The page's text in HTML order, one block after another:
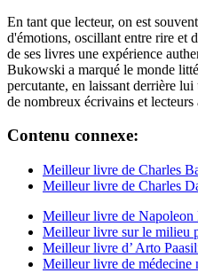
En tant que lecteur, on est
d'émotions, oscillant entre rire et
de ses livres une expérience
Bukowski a marqué le monde
percutante, en laissant derrière
de nombreux écrivains et lecteurs
Contenu connexe:
Meilleur livre de Charles
Meilleur livre de Charles
Meilleur livre de
Meilleur livre sur le milieu
Meilleur livre d’ Arto
Meilleur livre de médecine